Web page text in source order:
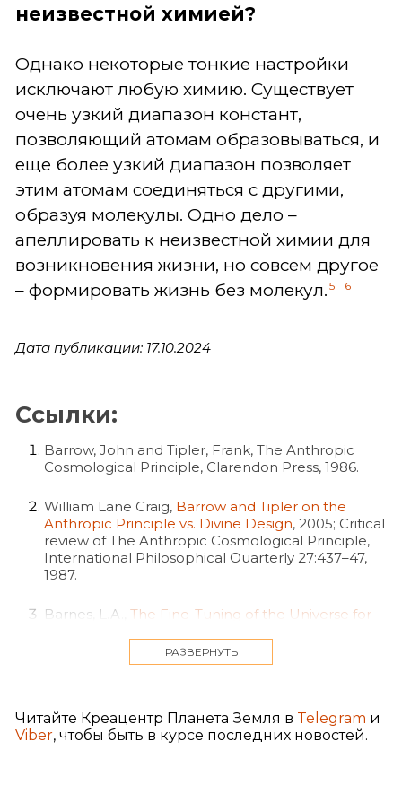
неизвестной химией?
Однако некоторые тонкие настройки
исключают любую химию. Существует
очень узкий диапазон констант,
позволяющий атомам образовываться, и
еще более узкий диапазон позволяет
этим атомам соединяться с другими,
образуя молекулы. Одно дело –
апеллировать к неизвестной химии для
возникновения жизни, но совсем другое
– формировать жизнь без молекул. 5 6
Дата публикации: 17.10.2024
Ссылки:
Barrow, John and Tipler, Frank, The Anthropic
Cosmological Principle, Clarendon Press, 1986.
William Lane Craig, Barrow and Tipler on the
Anthropic Principle vs. Divine Design, 2005; Critical
review of The Anthropic Cosmological Principle,
International Philosophical Ouarterly 27:437–47,
1987.
Barnes, L.A., The Fine-Tuning of the Universe for
Barnes, L.A.,Christmas Tripe—A Fine-Tuned
курсив в оригинале.
РАЗВЕРНУТЬ
Читайте Креацентр Планета Земля в Telegram и
Viber, чтобы быть в курсе последних новостей.